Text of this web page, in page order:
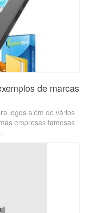
de marcas
logos além de vários
empresas famosas